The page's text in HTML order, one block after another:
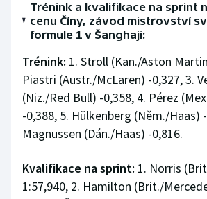
Ragby
Rychlobruslení
Rychlostní kanoistika
Short track
Stolní tenis
Trénink a kvalifikace na sprint
cenu Číny, závod mistrovství
formule 1 v Šanghaji:
Trénink: 1. Stroll (Kan./Aston
Piastri (Austr./McLaren) -0,327, 3.
(Niz./Red Bull) -0,358, 4. Pérez
-0,388, 5. Hülkenberg (Něm./Haas)
Magnussen (Dán./Haas) -0,816.
Kvalifikace na sprint: 1. Norris
1:57,940, 2. Hamilton (Brit./